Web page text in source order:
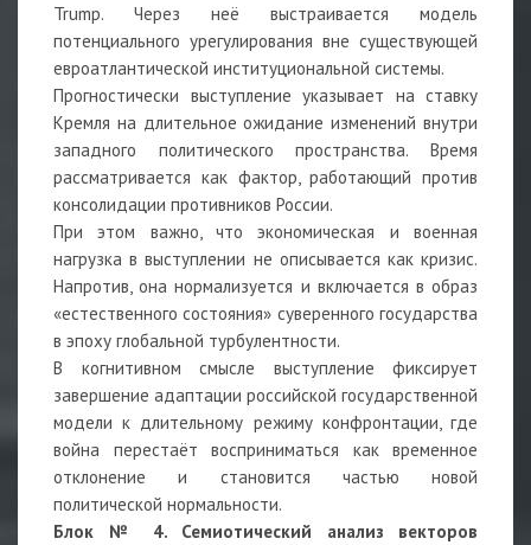
Trump. Через неё выстраивается модель
потенциального урегулирования вне существующей
евроатлантической институциональной системы.
Прогностически выступление указывает на ставку
Кремля на длительное ожидание изменений внутри
западного политического пространства. Время
рассматривается как фактор, работающий против
консолидации противников России.
При этом важно, что экономическая и военная
нагрузка в выступлении не описывается как кризис.
Напротив, она нормализуется и включается в образ
«естественного состояния» суверенного государства
в эпоху глобальной турбулентности.
В когнитивном смысле выступление фиксирует
завершение адаптации российской государственной
модели к длительному режиму конфронтации, где
война перестаёт восприниматься как временное
отклонение и становится частью новой
политической нормальности.
Блок № 4. Семиотический анализ векторов